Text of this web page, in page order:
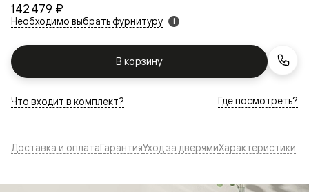
142 479 ₽
Необходимо выбрать фурнитуру i
В корзину
Что входит в комплект? Где посмотреть?
Доставка и оплатаГарантияУход за дверямиХарактеристики